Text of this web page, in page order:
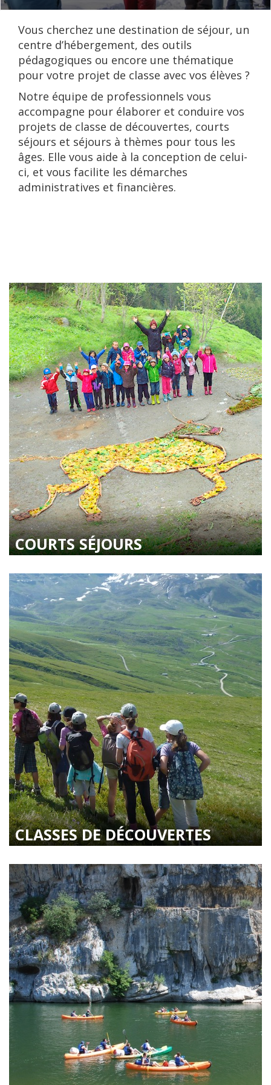
Vous cherchez une destination de séjour, un
centre d’hébergement, des outils
pédagogiques ou encore une thématique
pour votre projet de classe avec vos élèves ?
Notre équipe de professionnels vous
accompagne pour élaborer et conduire vos
projets de classe de découvertes, courts
séjours et séjours à thèmes pour tous les
âges. Elle vous aide à la conception de celui-
ci, et vous facilite les démarches
administratives et financières.
COURTS SÉJOURS
CLASSES DE DÉCOUVERTES